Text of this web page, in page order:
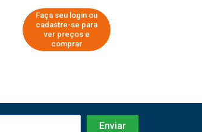
Faça seu login ou
cadastre-se para
ver preços e
comprar